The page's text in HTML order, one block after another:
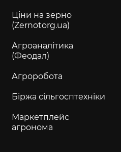
Ціни на зерно
(Zernotorg.ua)
Агроаналітика
(Феодал)
Агроробота
Біржа сільгосптехніки
Маркетплейс
агронома